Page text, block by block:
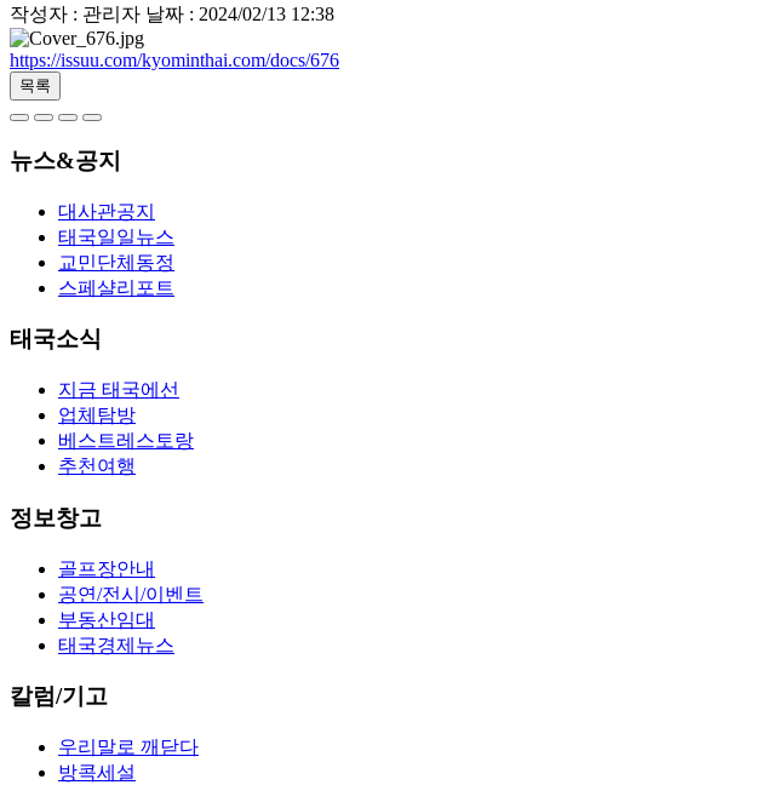
작성자 : 관리자 날짜 : 2024/02/13 12:38
https://issuu.com/kyominthai.com/docs/676
목록
뉴스&공지
대사관공지
태국일일뉴스
교민단체동정
스페샬리포트
태국소식
지금 태국에선
업체탐방
베스트레스토랑
추천여행
정보창고
골프장안내
공연/전시/이벤트
부동산임대
태국경제뉴스
칼럼/기고
우리말로 깨닫다
방콕세설